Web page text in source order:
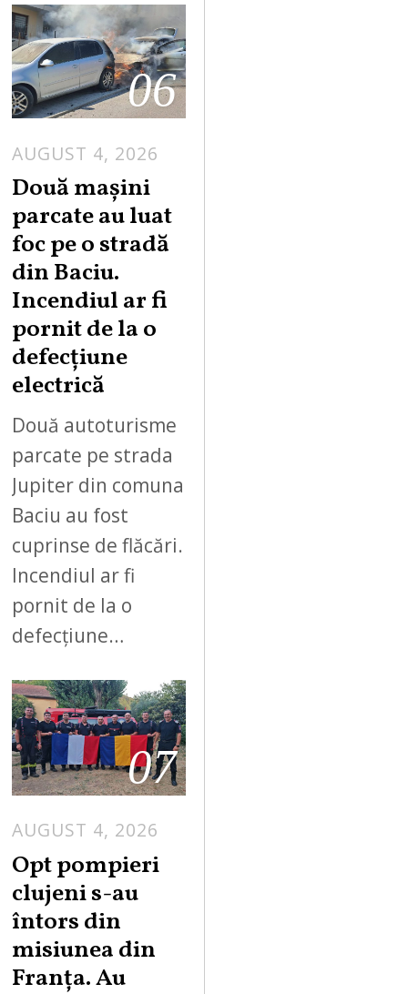
06
AUGUST 4, 2026
Două mașini
parcate au luat
foc pe o stradă
din Baciu.
Incendiul ar fi
pornit de la o
defecțiune
electrică
Două autoturisme
parcate pe strada
Jupiter din comuna
Baciu au fost
cuprinse de flăcări.
Incendiul ar fi
pornit de la o
defecțiune…
07
AUGUST 4, 2026
Opt pompieri
clujeni s-au
întors din
misiunea din
Franța. Au